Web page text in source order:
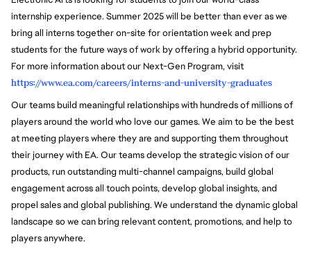
internship experience. Summer 2025 will be better than ever as we
bring all interns together on-site for orientation week and prep
students for the future ways of work by offering a hybrid opportunity.
For more information about our Next-Gen Program, visit
https://www.ea.com/careers/interns-and-university-graduates
Our teams build meaningful relationships with hundreds of millions of
players around the world who love our games. We aim to be the best
at meeting players where they are and supporting them throughout
their journey with EA. Our teams develop the strategic vision of our
products, run outstanding multi-channel campaigns, build global
engagement across all touch points, develop global insights, and
propel sales and global publishing. We understand the dynamic global
landscape so we can bring relevant content, promotions, and help to
players anywhere.